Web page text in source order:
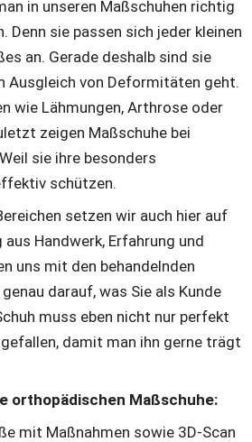
in unseren Maßschuhen richtig
Denn sie passen sich jeder kleinen
an. Gerade deshalb sind sie
Ausgleich von Deformitäten geht.
wie Lähmungen, Arthrose oder
zeigen Maßschuhe bei
sie ihre besonders
schützen.
setzen wir auch hier auf
Handwerk, Erfahrung und
uns mit den behandelnden
darauf, was Sie als Kunde
muss eben nicht nur perfekt
damit man ihn gerne trägt
orthopädischen Maßschuhe:
mit Maßnahmen sowie 3D-Scan